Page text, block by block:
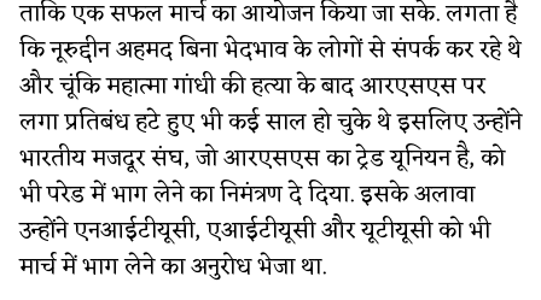
ताकि एक सफल मार्च का आयोजन किया जा सके. लगता है
कि नूरुद्दीन अहमद बिना भेदभाव के लोगों से संपर्क कर रहे थे
और चूंकि महात्मा गांधी की हत्या के बाद आरएसएस पर
लगा प्रतिबंध हटे हुए भी कई साल हो चुके थे इसलिए उन्होंने
भारतीय मजदूर संघ, जो आरएसएस का ट्रेड यूनियन है, को
भी परेड में भाग लेने का निमंत्रण दे दिया. इसके अलावा
उन्होंने एनआईटीयूसी, एआईटीयूसी और यूटीयूसी को भी
मार्च में भाग लेने का अनुरोध भेजा था.